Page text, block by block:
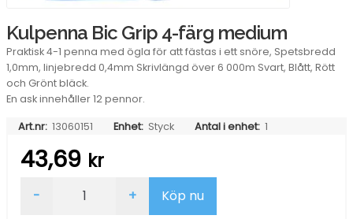
Kulpenna Bic Grip 4-färg medium
Praktisk 4-1 penna med ögla för att fästas i ett snöre, Spetsbredd
1,0mm, linjebredd 0,4mm Skrivlängd över 6 000m Svart, Blått, Rött
och Grönt bläck.
En ask innehåller 12 pennor.
Art.nr: 13060151 Enhet: Styck Antal i enhet: 1
43,69 kr
Bic- + Köp nu